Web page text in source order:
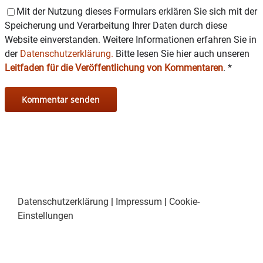
Mit der Nutzung dieses Formulars erklären Sie sich mit der
Speicherung und Verarbeitung Ihrer Daten durch diese
Website einverstanden. Weitere Informationen erfahren Sie in
der Datenschutzerklärung. Bitte lesen Sie hier auch unseren
Leitfaden für die Veröffentlichung von Kommentaren. *
Datenschutzerklärung | Impressum | Cookie-
Einstellungen